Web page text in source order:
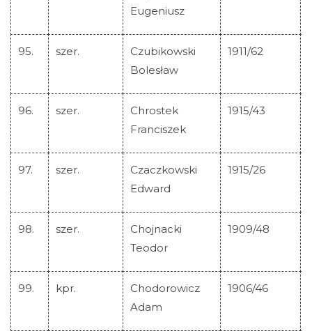
Eugeniusz
95. szer.
Czubikowski
Bolesław
1911/62
96. szer.
Chrostek
Franciszek
1915/43
97. szer.
Czaczkowski
Edward
1915/26
98. szer.
Chojnacki
Teodor
1909/48
99. kpr.
Chodorowicz
Adam
1906/46